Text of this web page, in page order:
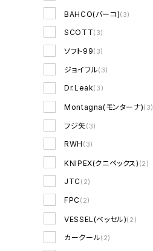
BAHCO(バーコ)(3)
SCOTT(3)
ソフト99(3)
ジョイフル(3)
Dr.Leak(3)
Montagna(モンターナ)(3)
フジ矢(3)
RWH (3)
KNIPEX(クニペックス) (2)
JTC (2)
FPC (2)
VESSEL(ベッセル)(2)
カークール(2)